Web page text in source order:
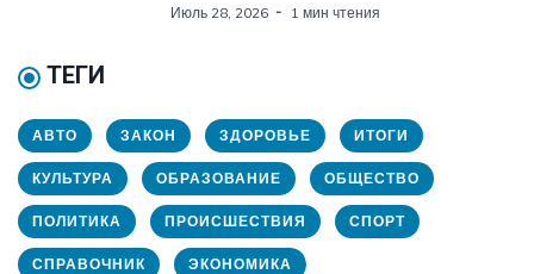
Июль 28, 2026 1 мин чтения
ТЕГИ
АВТО ЗАКОН ЗДОРОВЬЕ ИТОГИ
КУЛЬТУРА ОБРАЗОВАНИЕ ОБЩЕСТВО
ПОЛИТИКА ПРОИСШЕСТВИЯ СПОРТ
СПРАВОЧНИК ЭКОНОМИКА